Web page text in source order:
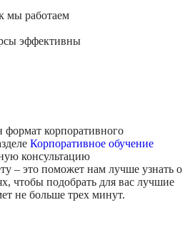
мы работаем
эффективны
формат корпоративного
Корпоративное обучение
консультацию
– это поможет нам лучше узнать о
чтобы подобрать для вас лучшие
не больше трех минут.